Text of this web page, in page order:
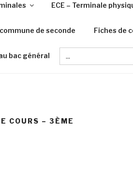
ECE – Terminale
de seconde Fiches de
bac général
Search
for:
COURS – 3ÈME